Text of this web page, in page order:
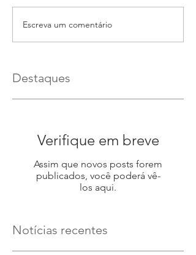
Escreva um comentário
Destaques
Verifique em breve
Assim que novos posts forem
publicados, você poderá vê-
los aqui.
Notícias recentes